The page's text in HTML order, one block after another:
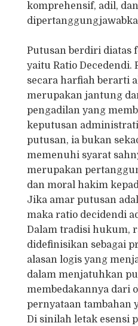
komprehensif, adil,
Putusan berdiri diatas
yaitu Ratio Decedendi.
secara harfiah berarti
merupakan jantung
pengadilan yang
keputusan
putusan, ia bukan
memenuhi syarat
merupakan
dan moral hakim
Jika amar putusan
maka ratio decidendi
Dalam tradisi hukum,
didefinisikan sebagai
alasan logis yang
dalam menjatuhkan
membedakannya dari
pernyataan tambahan
Di sinilah letak esensi